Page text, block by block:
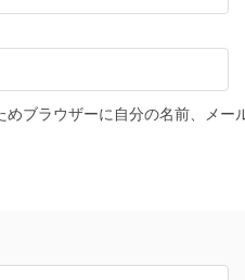
めブラウザーに自分の名前、メー